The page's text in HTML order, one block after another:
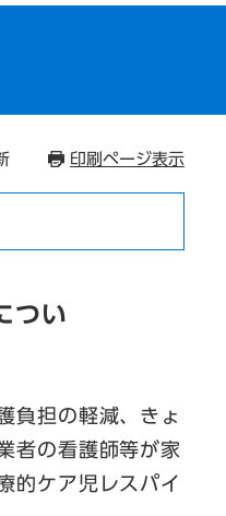
印刷ページ表示
つい
負担の軽減、きょ
者の看護師等が家
的ケア児レスパイ